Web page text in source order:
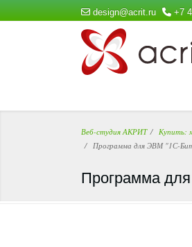
design@acrit.ru +7
Веб-студия АКРИТ Купить:
Программа для ЭВМ "1С-
Программа